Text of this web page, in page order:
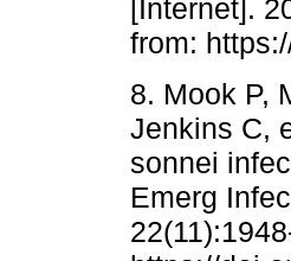
[Internet].
from:
8. Mook P,
Jenkins C,
sonnei
Emerg